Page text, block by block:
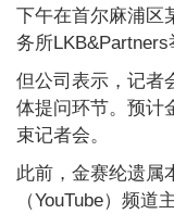
下午在首尔麻浦区
务所LKB&Partners
但公司表示，记者
体提问环节。预计
束记者会。
此前，金赛纶遗属
（YouTube）频